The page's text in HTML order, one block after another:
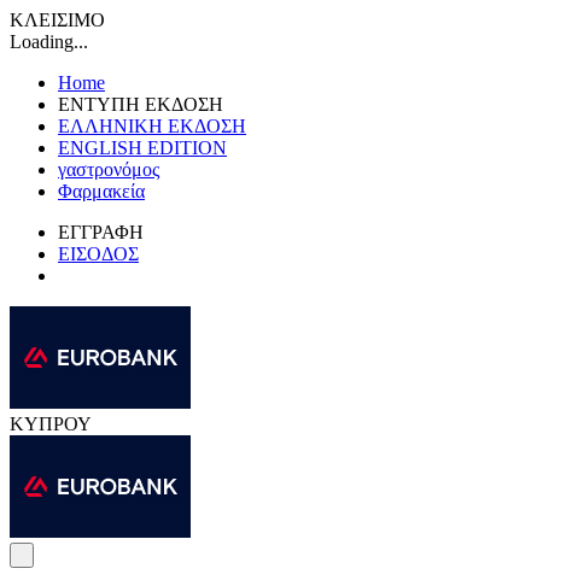
ΚΛΕΙΣΙΜΟ
Loading...
Home
ΕΝΤΥΠΗ ΕΚΔΟΣΗ
ΕΛΛΗΝΙΚΗ ΕΚΔΟΣΗ
ENGLISH EDITION
γαστρονόμος
Φαρμακεία
ΕΓΓΡΑΦΗ
ΕΙΣΟΔΟΣ
ΚΥΠΡΟΥ